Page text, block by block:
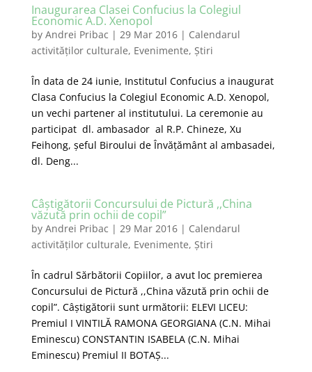
Inaugurarea Clasei Confucius la Colegiul
Economic A.D. Xenopol
by Andrei Pribac | 29 Mar 2016| Calendarul
activităților culturale, Evenimente, Știri
În data de 24 iunie, Institutul Confucius a inaugurat
Clasa Confucius la Colegiul Economic A.D. Xenopol,
un vechi partener al institutului. La ceremonie au
participat dl. ambasador al R.P. Chineze, Xu
Feihong, șeful Biroului de Învățământ al ambasadei,
dl. Deng...
Câștigătorii Concursului de Pictură ,,China
văzută prin ochii de copil”
by Andrei Pribac | 29 Mar 2016| Calendarul
activităților culturale, Evenimente, Știri
În cadrul Sărbătorii Copiilor, a avut loc premierea
Concursului de Pictură ,,China văzută prin ochii de
copil”. Câștigătorii sunt următorii: ELEVI LICEU:
Premiul I VINTILĂ RAMONA GEORGIANA (C.N. Mihai
Eminescu) CONSTANTIN ISABELA (C.N. Mihai
Eminescu) Premiul II BOTAȘ...